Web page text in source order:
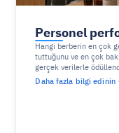
Personel
Hangi berberin en çok
tuttuğunu ve en çok
gerçek verilerle
Daha fazla bilgi edinin